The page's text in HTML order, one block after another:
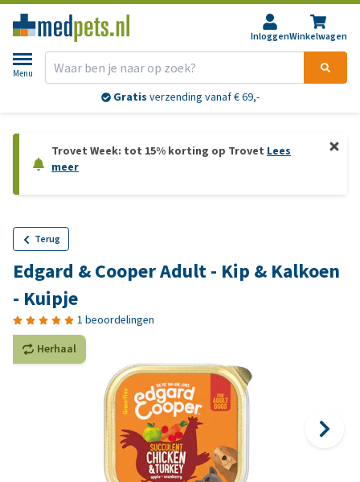
InloggenWinkelwagen
Menu
Gratis verzending vanaf € 69,-
Trovet Week: tot 15% korting op Trovet Lees
meer
Terug
Edgard & Cooper Adult - Kip & Kalkoen
- Kuipje
1 beoordelingen
Herhaal